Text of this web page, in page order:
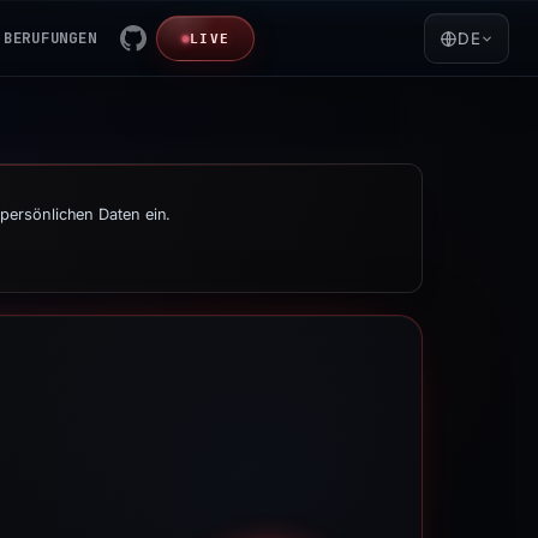
BERUFUNGEN LIVE DE
Daten ein.